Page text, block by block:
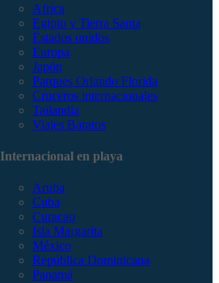
Africa
Egipto y Tierra Santa
Estados unidos
Europa
Japón
Parques Orlando Florida
Cruceros internacionales
Tailandia
Viajes Baratos
Internacional en playa
Aruba
Cuba
Curacao
Isla Margarita
México
República Dominicana
Panamá